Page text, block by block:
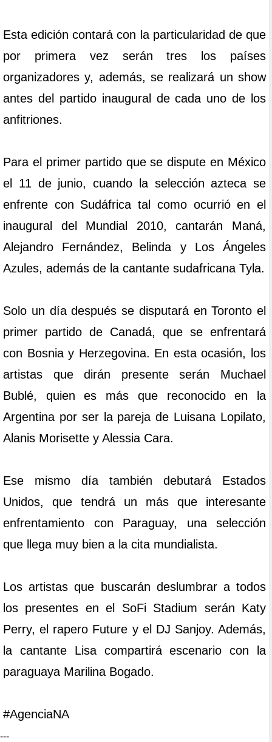
Esta edición contará con la particularidad de que
por primera vez serán tres los países
organizadores y, además, se realizará un show
antes del partido inaugural de cada uno de los
anfitriones.
Para el primer partido que se dispute en México
el 11 de junio, cuando la selección azteca se
enfrente con Sudáfrica tal como ocurrió en el
inaugural del Mundial 2010, cantarán Maná,
Alejandro Fernández, Belinda y Los Ángeles
Azules, además de la cantante sudafricana Tyla.
Solo un día después se disputará en Toronto el
primer partido de Canadá, que se enfrentará
con Bosnia y Herzegovina. En esta ocasión, los
artistas que dirán presente serán Muchael
Bublé, quien es más que reconocido en la
Argentina por ser la pareja de Luisana Lopilato,
Alanis Morisette y Alessia Cara.
Ese mismo día también debutará Estados
Unidos, que tendrá un más que interesante
enfrentamiento con Paraguay, una selección
que llega muy bien a la cita mundialista.
Los artistas que buscarán deslumbrar a todos
los presentes en el SoFi Stadium serán Katy
Perry, el rapero Future y el DJ Sanjoy. Además,
la cantante Lisa compartirá escenario con la
paraguaya Marilina Bogado.
#AgenciaNA
---